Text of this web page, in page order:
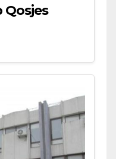
Qosjes